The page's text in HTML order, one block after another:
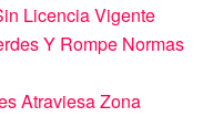
Licencia Vigente
Y Rompe Normas
Atraviesa Zona